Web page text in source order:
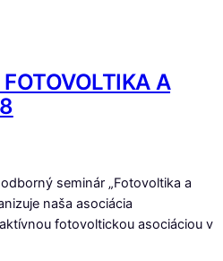
A
seminár „Fotovoltika a
naša asociácia
fotovoltickou asociáciou v